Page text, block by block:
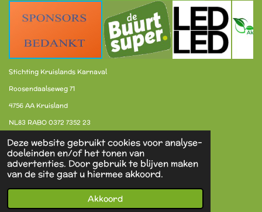
Deze website gebruikt cookies voor analyse-
doeleinden en/of het tonen van
advertenties. Door gebruik te blijven maken
van de site gaat u hiermee akkoord.
Akkoord
Stichting Kruislands Karnaval
Roosendaalseweg 71
4756 AA Kruisland
NL83 RABO 0372 7352 23
F
a
e
b
X
I
n
t
Contact